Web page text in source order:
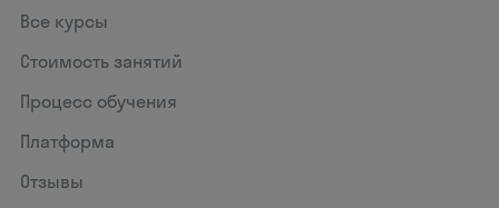
Все курсы
Стоимость занятий
Процесс обучения
Платформа
Отзывы